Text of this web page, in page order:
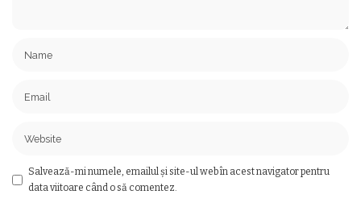
Salvează-mi numele, emailul și site-ul web în acest navigator pentru
data viitoare când o să comentez.